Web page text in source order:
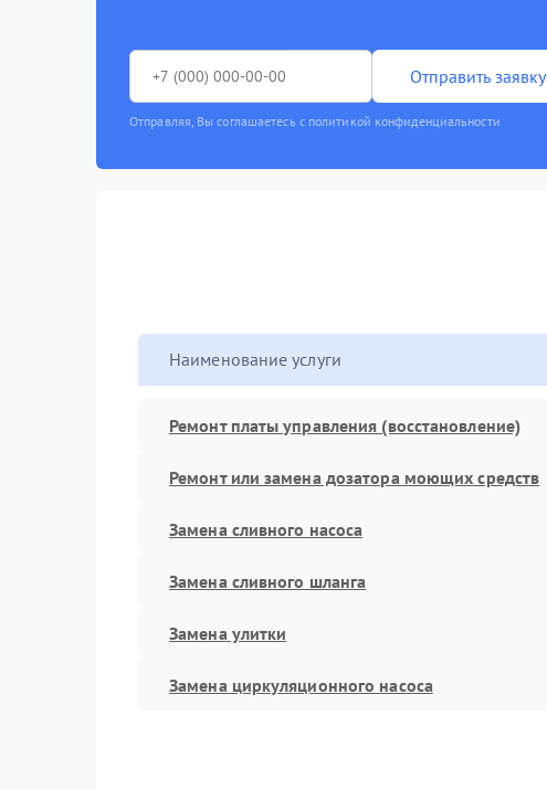
Отправить заявку
Отправляя, Вы соглашаетесь с политикой конфиденциальности
Наименование услуги
Ремонт платы управления (восстановление)
Ремонт или замена дозатора моющих средств
Замена сливного насоса
Замена сливного шланга
Замена улитки
Замена циркуляционного насоса